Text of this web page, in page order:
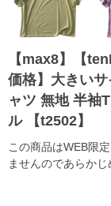
【max8】【
価格】大きい
ャツ 無地 半袖
ル 【t2502】
この商品はWEB限
ませんのであらか